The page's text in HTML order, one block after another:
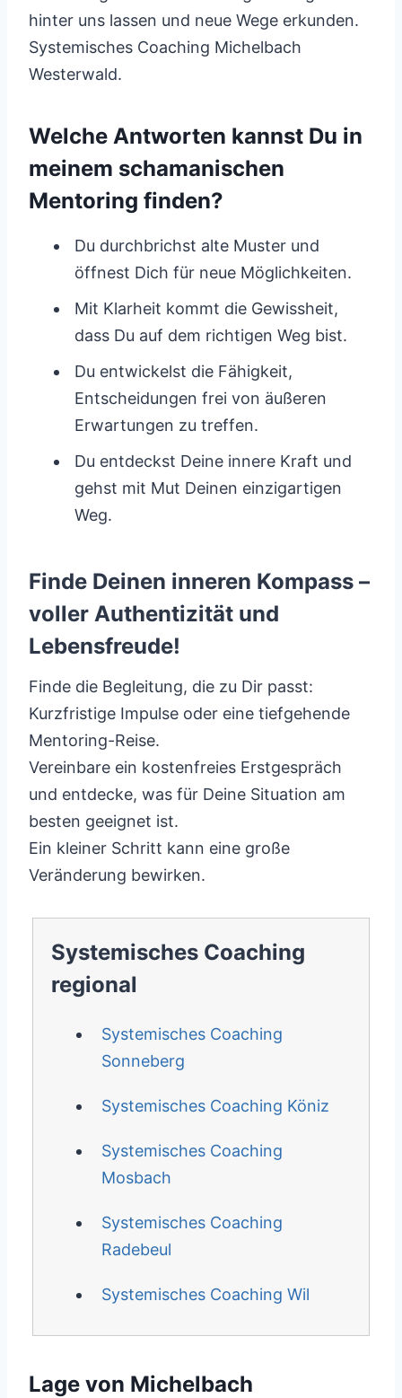
hinter uns lassen und neue Wege erkunden.
Systemisches Coaching Michelbach
Westerwald.
Welche Antworten kannst Du in
meinem schamanischen
Mentoring finden?
Du durchbrichst alte Muster und
öffnest Dich für neue Möglichkeiten.
Mit Klarheit kommt die Gewissheit,
dass Du auf dem richtigen Weg bist.
Du entwickelst die Fähigkeit,
Entscheidungen frei von äußeren
Erwartungen zu treffen.
Du entdeckst Deine innere Kraft und
gehst mit Mut Deinen einzigartigen
Weg.
Finde Deinen inneren Kompass –
voller Authentizität und
Lebensfreude!
Finde die Begleitung, die zu Dir passt:
Kurzfristige Impulse oder eine tiefgehende
Mentoring-Reise.
Vereinbare ein kostenfreies Erstgespräch
und entdecke, was für Deine Situation am
besten geeignet ist.
Ein kleiner Schritt kann eine große
Veränderung bewirken.
Systemisches Coaching
regional
Systemisches Coaching
Sonneberg
Systemisches Coaching Köniz
Systemisches Coaching
Mosbach
Systemisches Coaching
Radebeul
Systemisches Coaching Wil
Lage von Michelbach